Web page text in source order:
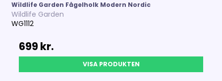
Wildlife Garden Fågelholk Modern Nordic
Wildlife Garden
WG1112
699 kr.
VISA PRODUKTEN